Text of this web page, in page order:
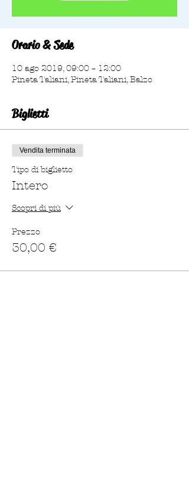
Orario & Sede
10 ago 2019, 09:00 – 12:00
Pineta Taliani, Pineta Taliani, Balzo
Biglietti
Vendita terminata
Tipo di biglietto
Intero
Scopri di più
Prezzo
30,00 €